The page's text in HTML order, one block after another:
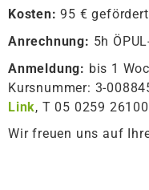
Kosten:95 €
Anrechnung: 5h
Anmeldung: bis 1
Kursnummer: 3-
Link, T 05 0259 26100
Wir freuen uns auf